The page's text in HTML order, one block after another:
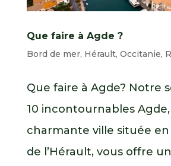
Que faire à Agde ?
Bord de mer, Hérault, Occitanie,
Que faire à Agde? Notre
10 incontournables
charmante ville située
de l’Hérault, vous offre